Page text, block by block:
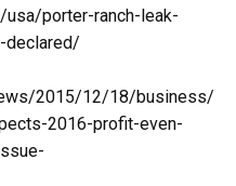
usa/porter-ranch-leak-
declared/
2015/12/18/business/
2016-profit-even-